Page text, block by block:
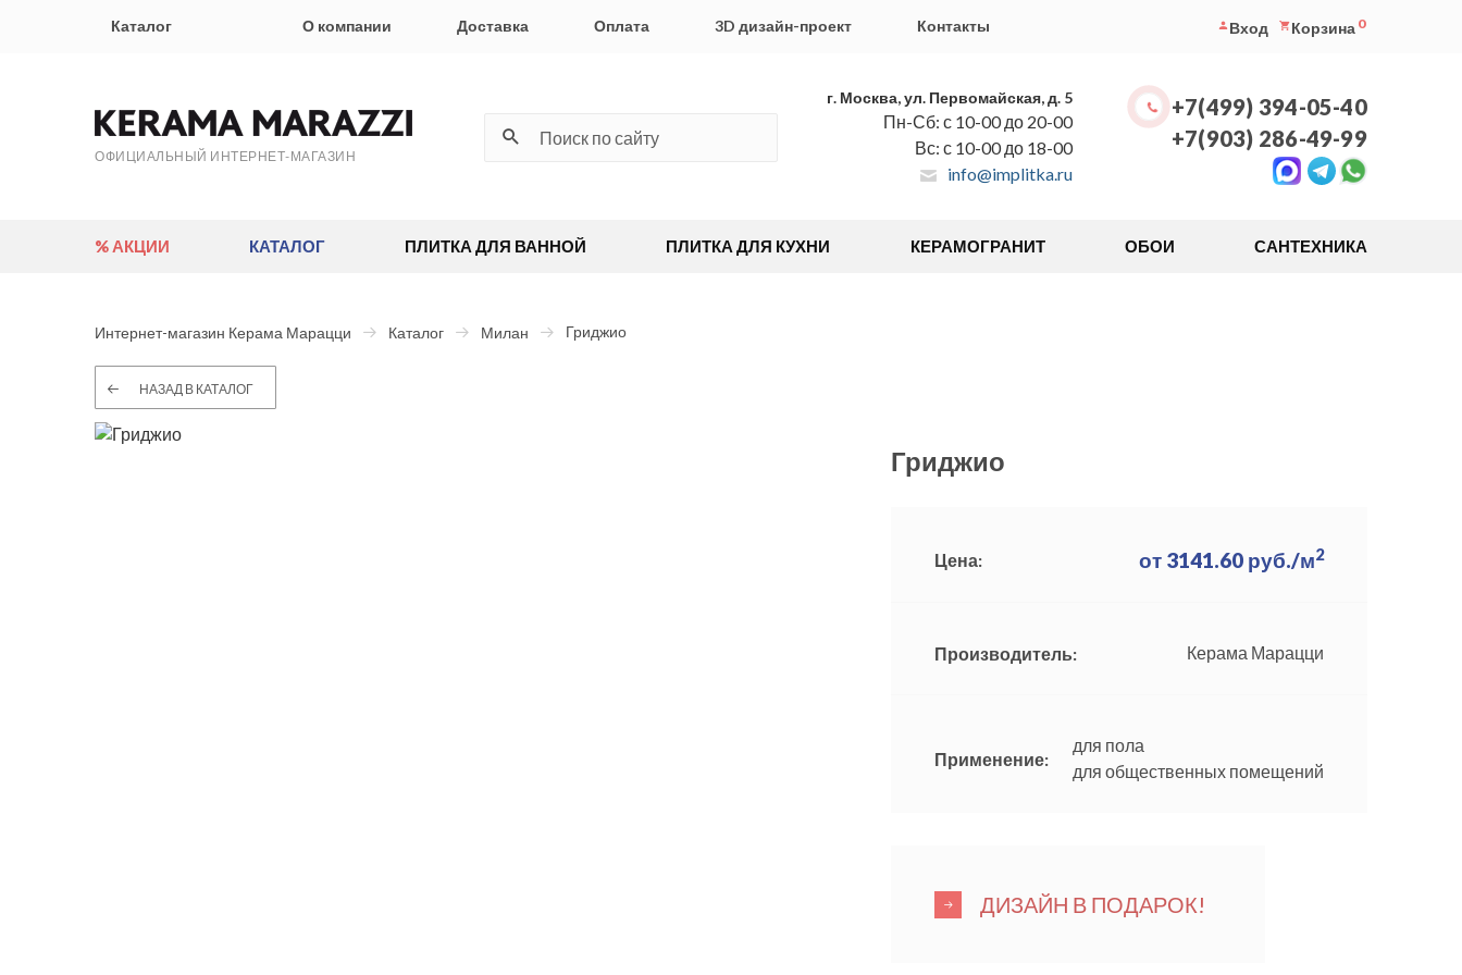
Каталог О компании Доставка Оплата 3D дизайн-проект Контакты Вход Корзина 0
ОФИЦИАЛЬНЫЙ ИНТЕРНЕТ-МАГАЗИН
г. Москва, ул. Первомайская, д. 5
Пн-Сб: с 10-00 до 20-00
Вс: с 10-00 до 18-00
info@implitka.ru
+7(499) 394-05-40
+7(903) 286-49-99
% АКЦИИ КАТАЛОГ ПЛИТКА ДЛЯ ВАННОЙ ПЛИТКА ДЛЯ КУХНИ КЕРАМОГРАНИТ ОБОИ САНТЕХНИКА
Интернет-магазин Керама Марацци Каталог Милан Гриджио
НАЗАД В КАТАЛОГ
Гриджио
Цена: от 3141.60 руб./м2
Производитель: Керама Марацци
Применение:
для пола
для общественных помещений
ДИЗАЙН В ПОДАРОК!